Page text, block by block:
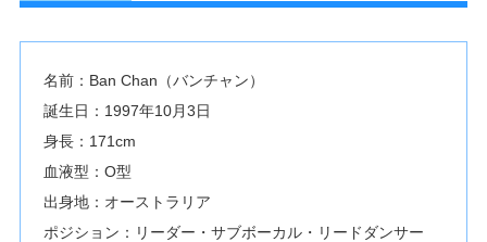
名前：Ban Chan（バンチャン）
誕生日：1997年10月3日
身長：171cm
血液型：O型
出身地：オーストラリア
ポジション：リーダー・サブボーカル・リードダンサー